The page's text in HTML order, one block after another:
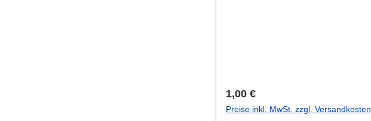
Regulärer Preis:
1,00 €
Preise inkl. MwSt. zzgl. Versandkosten